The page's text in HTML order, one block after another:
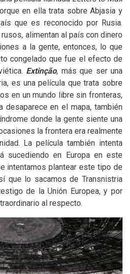
en ella trata sobre Abjasia y
que es reconocido por Rusia.
alimentan al país con dinero
a la gente, entonces, lo que
congelado que fue el efecto de
Extinção, más que ser una
es una película que trata sobre
en un mundo libre sin fronteras,
desaparece en el mapa, también
donde la gente siente una
la frontera era realmente
La película también intenta
sucediendo en Europa en este
intentamos plantear este tipo de
que lo sacamos de Transnistria
de la Unión Europea, y por
al respecto.